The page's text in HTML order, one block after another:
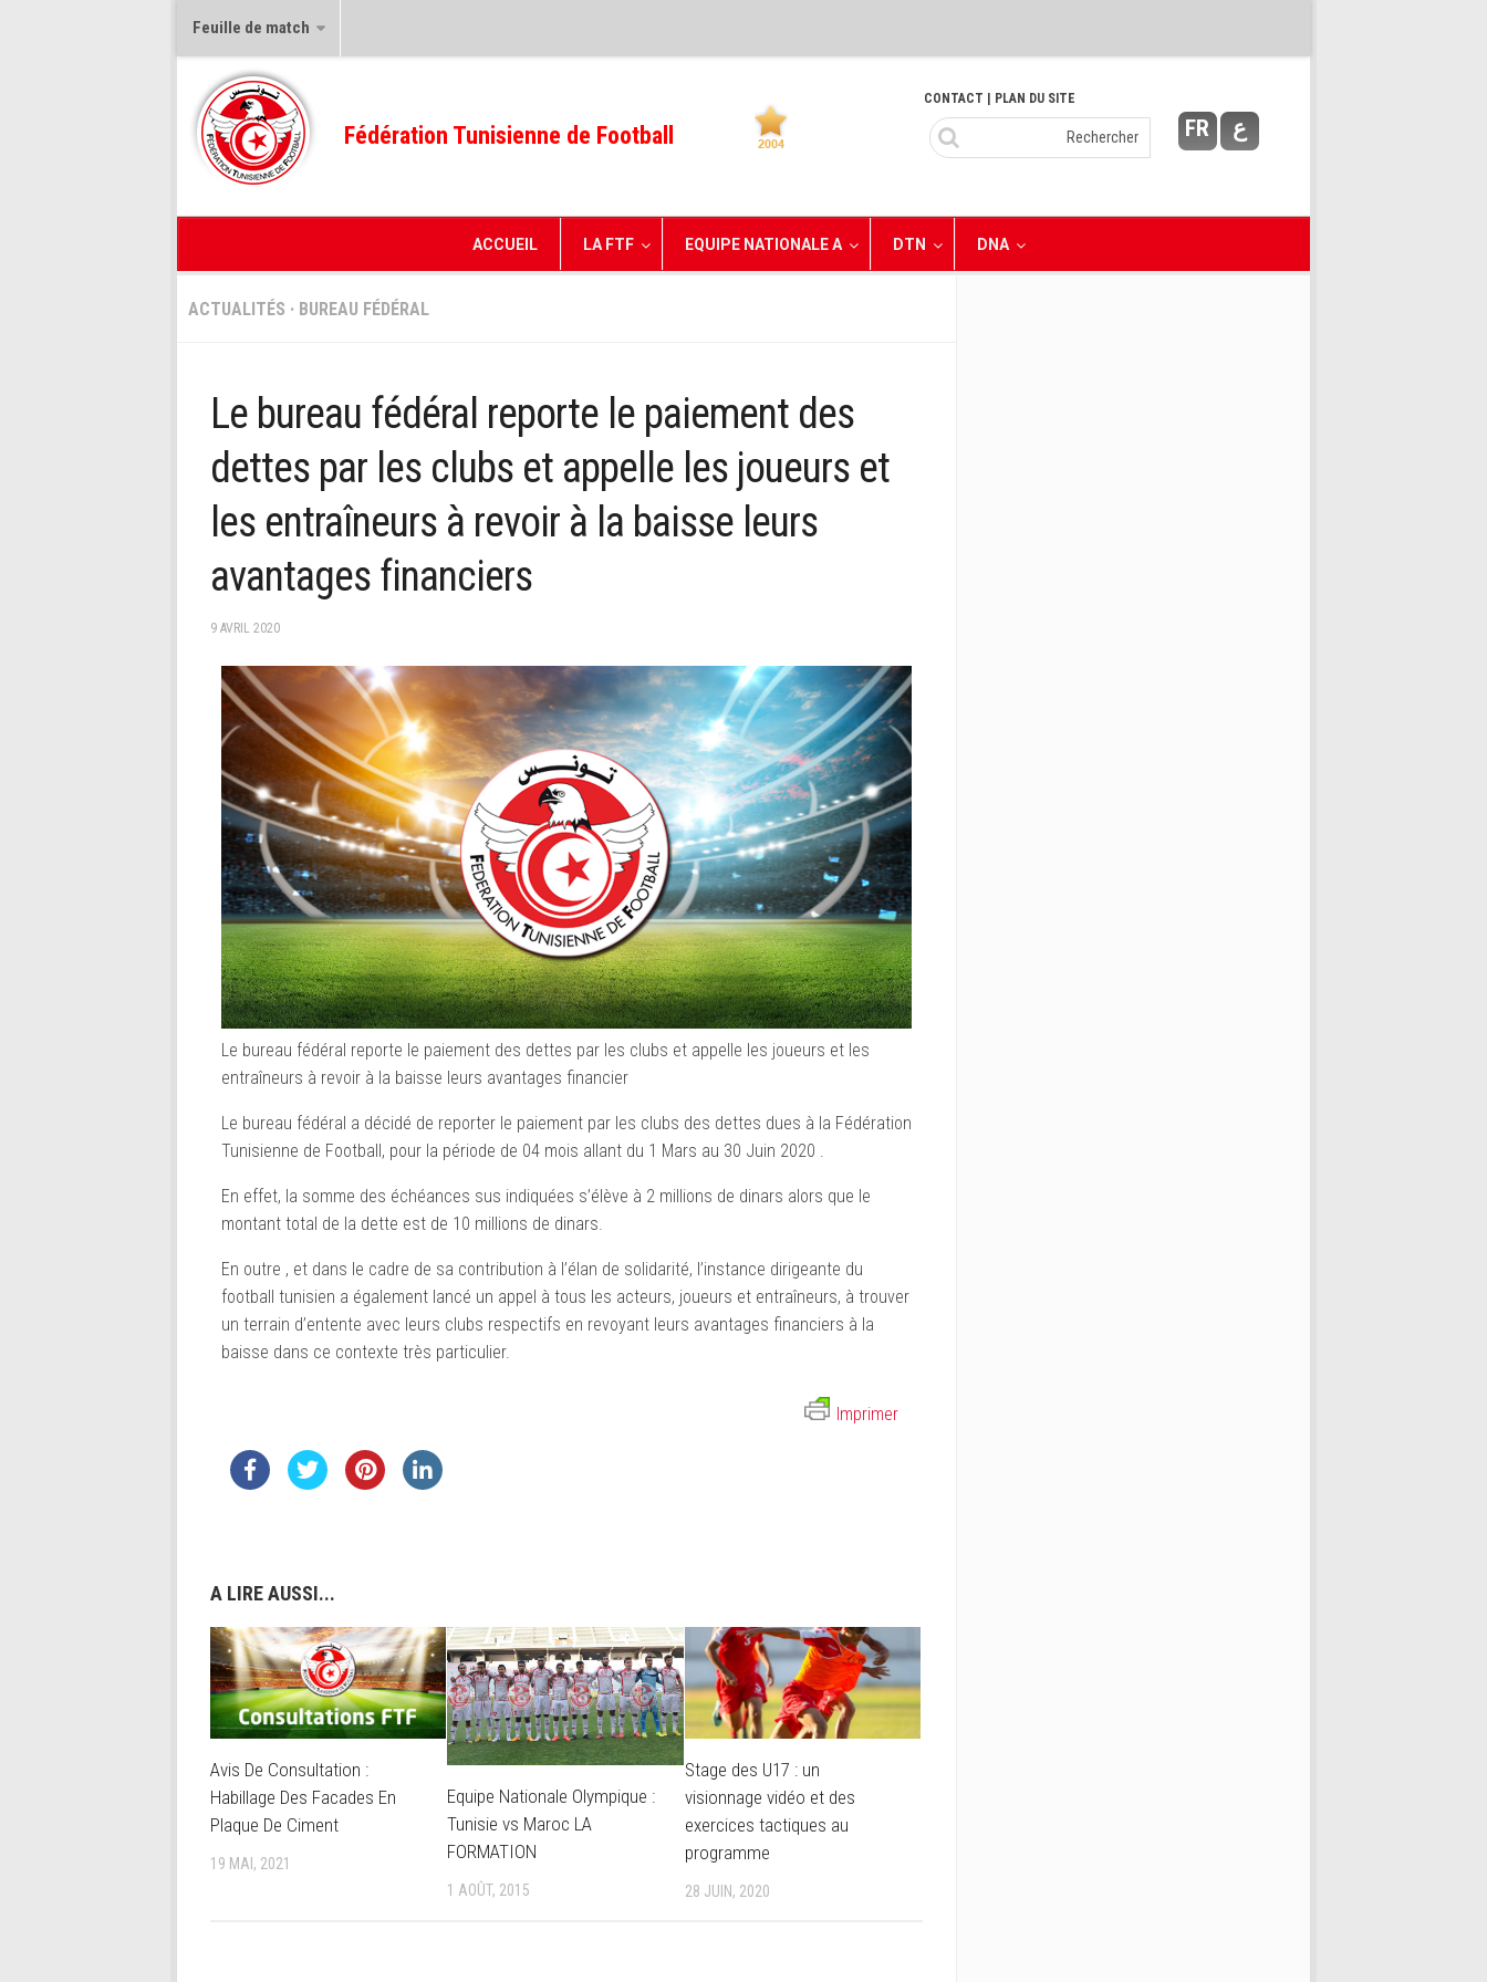
Feuille de match
Fédération Tunisienne de Football FR ع
CONTACT | PLAN DU SITE
ACCUEIL LA FTF EQUIPE NATIONALE A DTN DNA
ACTUALITÉS · BUREAU FÉDÉRAL
Le bureau fédéral reporte le paiement des
dettes par les clubs et appelle les joueurs et
les entraîneurs à revoir à la baisse leurs
avantages financiers
9 AVRIL 2020
Le bureau fédéral reporte le paiement des dettes par les clubs et appelle les joueurs et les
entraîneurs à revoir à la baisse leurs avantages financier
Le bureau fédéral a décidé de reporter le paiement par les clubs des dettes dues à la Fédération
Tunisienne de Football, pour la période de 04 mois allant du 1 Mars au 30 Juin 2020 .
En effet, la somme des échéances sus indiquées s’élève à 2 millions de dinars alors que le
montant total de la dette est de 10 millions de dinars.
En outre , et dans le cadre de sa contribution à l’élan de solidarité, l’instance dirigeante du
football tunisien a également lancé un appel à tous les acteurs, joueurs et entraîneurs, à trouver
un terrain d’entente avec leurs clubs respectifs en revoyant leurs avantages financiers à la
baisse dans ce contexte très particulier.
Imprimer
A LIRE AUSSI...
Avis De Consultation :
Habillage Des Facades En
Plaque De Ciment
19 MAI, 2021
Equipe Nationale Olympique :
Tunisie vs Maroc LA
FORMATION
1 AOÛT, 2015
Stage des U17 : un
visionnage vidéo et des
exercices tactiques au
programme
28 JUIN, 2020